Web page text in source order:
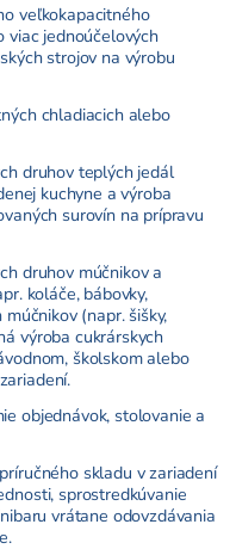
veľkokapacitného
viac jednoúčelových
strojov na výrobu
chladiacich alebo
druhov teplých jedál
kuchyne a výroba
surovín na prípravu
druhov múčnikov a
koláče, bábovky,
(napr. šišky,
výroba cukrárskych
školskom alebo
objednávok, stolovanie a
skladu v zariadení
sprostredkúvanie
vrátane odovzdávania